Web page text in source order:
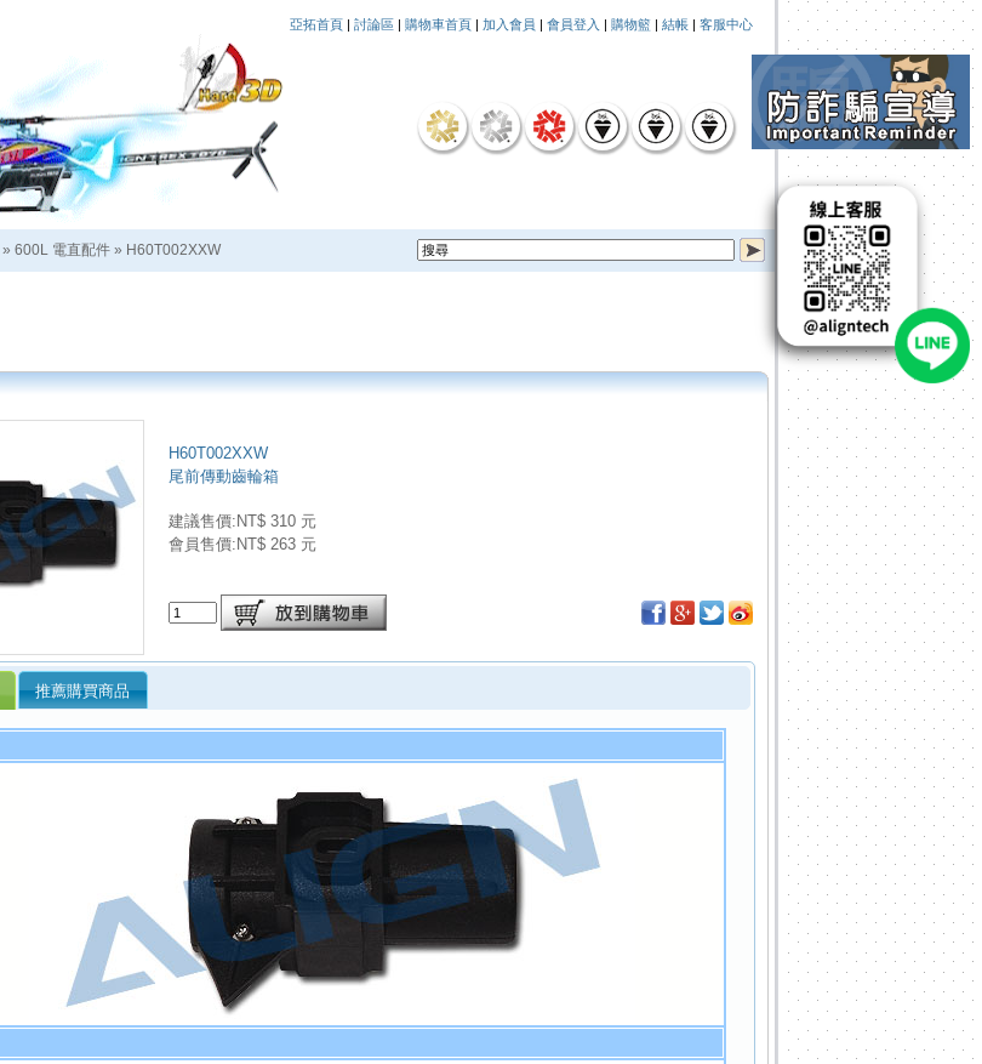
亞拓首頁 | 討論區 | 購物車首頁 | 加入會員 | 會員登入 | 購物籃 | 結帳 | 客服中心
» 600L 電直配件 » H60T002XXW
H60T002XXW
尾前傳動齒輪箱
建議售價:NT$ 310 元
會員售價:NT$ 263 元
推薦購買商品